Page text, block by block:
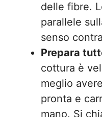
delle fibre.
parallele
senso
Prepara
cottura è
meglio
pronta e
mano. Si